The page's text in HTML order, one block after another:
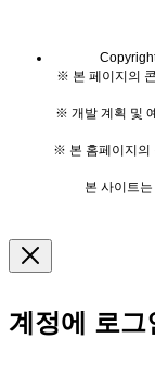
※ 본 페이지의
※ 개발 계획 및
※ 본 홈페이지의
본 사이트
계정에 로그